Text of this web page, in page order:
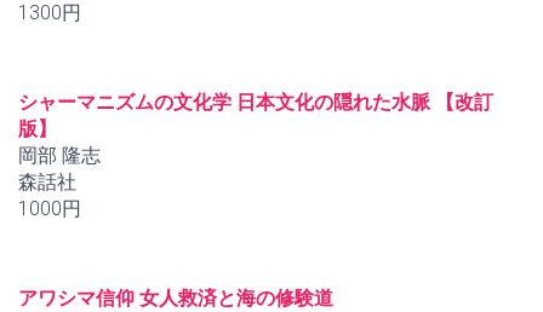
1300円
シャーマニズムの文化学 日本文化の隠れた水脈 【改訂
版】
岡部 隆志
森話社
1000円
アワシマ信仰 女人救済と海の修験道